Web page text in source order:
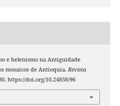
e helenismo na Antiguidade
mosaicos de Antioquia. Revista
https://doi.org/10.24858/96